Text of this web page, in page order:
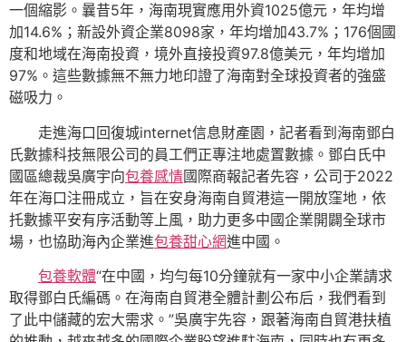
一個縮影。曩昔5年，海南現實應用外資1025億元，年均增
加14.6%；新設外資企業8098家，年均增加43.7%；176個國
度和地域在海南投資，境外直接投資97.8億美元，年均增加
97%。這些數據無不無力地印證了海南對全球投資者的強盛
磁吸力。
走進海口回復城internet信息財產園，記者看到海南鄧白
氏數據科技無限公司的員工們正專注地處置數據。鄧白氏中
國區總裁吳廣宇向包養感情國際商報記者先容，公司于2022
年在海口注冊成立，旨在安身海南自貿港這一開放窪地，依
托數據平安有序活動等上風，助力更多中國企業開闢全球市
場，也協助海內企業進包養甜心網進中國。
包養軟體“在中國，均勻每10分鐘就有一家中小企業請求
取得鄧白氏編碼。在海南自貿港全體計劃公布后，我們看到
了此中儲藏的宏大需求。”吳廣宇先容，跟著海南自貿港扶植